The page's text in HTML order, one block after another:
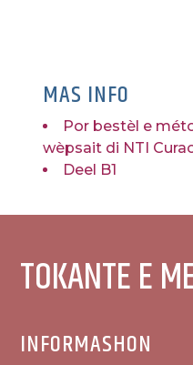
MAS INFO
Por bestèl e
wèpsait di NTI
Deel B1
TOKANTE E
INFORMASHON